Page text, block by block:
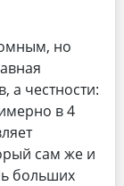
но
а честности:
в 4
сам же и
больших